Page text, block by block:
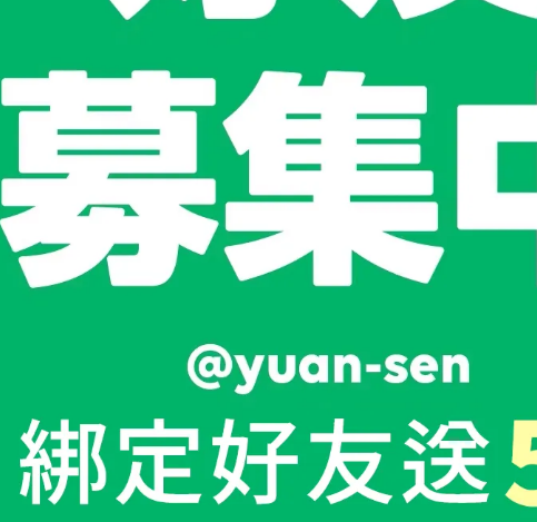
◎獨家研發 ◎水嫩保濕
金銀花精華化妝水 150ml/瓶
NT$400
◎活膚淨化◎亮彩肌膚
金銀花亮彩角質霜 120ml/瓶
NT$350